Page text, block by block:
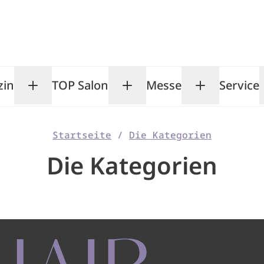
Toggle Magazin submenu
TOP Salon Toggle TOP Salon
Messe ToggleService
Startseite / Die Kategorien
Die Kategorien